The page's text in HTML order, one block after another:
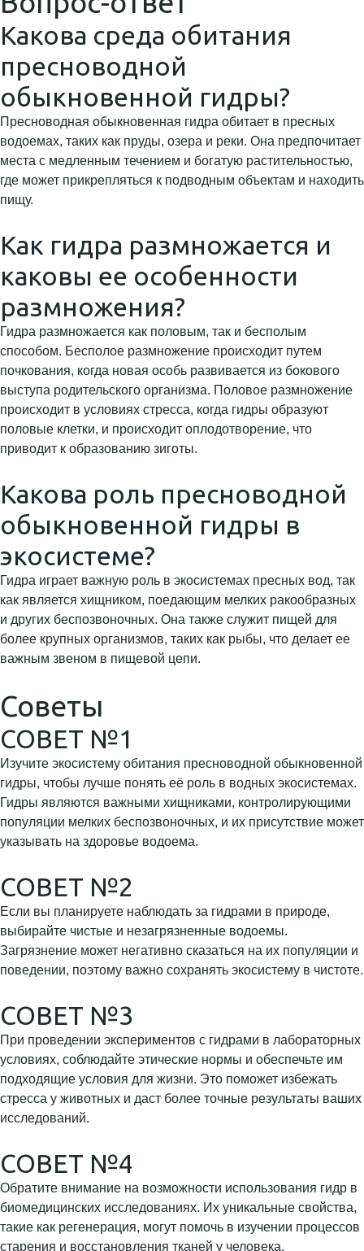
Какова среда обитания
пресноводной
обыкновенной гидры?
Пресноводная обыкновенная гидра обитает в пресных
водоемах, таких как пруды, озера и реки. Она предпочитает
места с медленным течением и богатую растительностью,
где может прикрепляться к подводным объектам и находить
пищу.
Как гидра размножается и
каковы ее особенности
размножения?
Гидра размножается как половым, так и бесполым
способом. Бесполое размножение происходит путем
почкования, когда новая особь развивается из бокового
выступа родительского организма. Половое размножение
происходит в условиях стресса, когда гидры образуют
половые клетки, и происходит оплодотворение, что
приводит к образованию зиготы.
Какова роль пресноводной
обыкновенной гидры в
экосистеме?
Гидра играет важную роль в экосистемах пресных вод, так
как является хищником, поедающим мелких ракообразных
и других беспозвоночных. Она также служит пищей для
более крупных организмов, таких как рыбы, что делает ее
важным звеном в пищевой цепи.
Советы
СОВЕТ №1
Изучите экосистему обитания пресноводной обыкновенной
гидры, чтобы лучше понять её роль в водных экосистемах.
Гидры являются важными хищниками, контролирующими
популяции мелких беспозвоночных, и их присутствие может
указывать на здоровье водоема.
СОВЕТ №2
Если вы планируете наблюдать за гидрами в природе,
выбирайте чистые и незагрязненные водоемы.
Загрязнение может негативно сказаться на их популяции и
поведении, поэтому важно сохранять экосистему в чистоте.
СОВЕТ №3
При проведении экспериментов с гидрами в лабораторных
условиях, соблюдайте этические нормы и обеспечьте им
подходящие условия для жизни. Это поможет избежать
стресса у животных и даст более точные результаты ваших
исследований.
СОВЕТ №4
Обратите внимание на возможности использования гидр в
биомедицинских исследованиях. Их уникальные свойства,
такие как регенерация, могут помочь в изучении процессов
старения и восстановления тканей у человека.